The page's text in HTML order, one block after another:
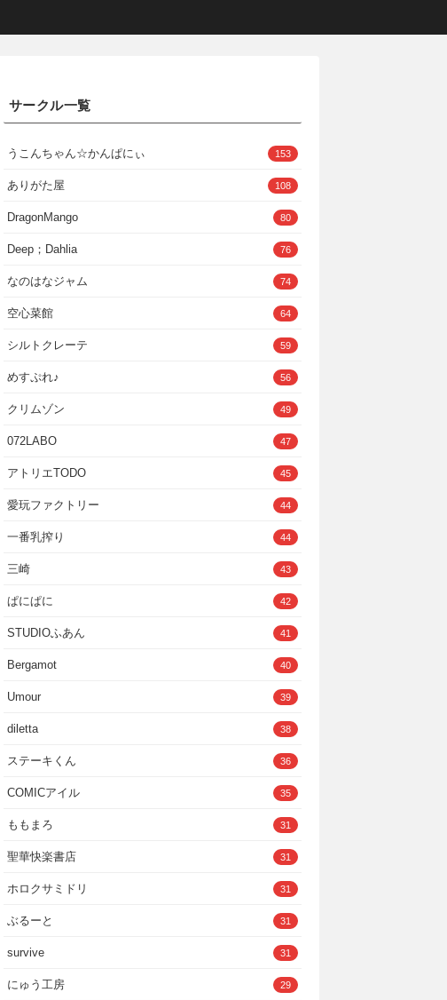
サークル一覧
うこんちゃん☆かんぱにぃ 153
ありがた屋 108
DragonMango 80
Deep；Dahlia 76
なのはなジャム 74
空心菜館 64
シルトクレーテ 59
めすぷれ♪ 56
クリムゾン 49
072LABO 47
アトリエTODO 45
愛玩ファクトリー 44
一番乳搾り 44
三崎 43
ぱにぱに 42
STUDIOふあん 41
Bergamot 40
Umour 39
diletta 38
ステーキくん 36
COMICアイル 35
ももまろ 31
聖華快楽書店 31
ホロクサミドリ 31
ぶるーと 31
survive 31
にゅう工房 29